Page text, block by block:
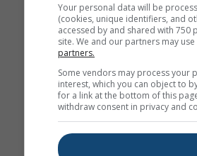
Your personal data will be
(cookies, unique identifiers, and
accessed by and shared with
site. We and our partners may
partners.
Some vendors may process your
interest, which you can object to
for a link at the bottom of this
withdraw consent in privacy and